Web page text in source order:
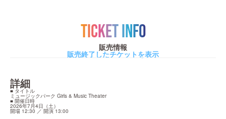
TICKET INFO
販売情報
販売終了したチケットを表示
詳細
■ タイトル
ミュージックパーク Girls & Music Theater
■ 開催日時
2026年7月4日（土）
開場 12:30 ／ 開演 13:00